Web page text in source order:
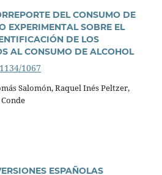
DEL CONSUMO DE
EXPERIMENTAL SOBRE EL
DE LOS
AL CONSUMO DE ALCOHOL
1067
Salomón, Raquel Inés Peltzer,
ESPAÑOLAS